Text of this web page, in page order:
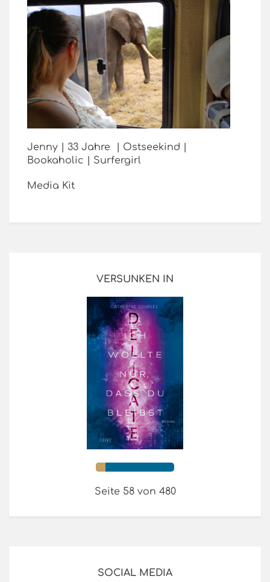
Jenny | 33 Jahre | Ostseekind |
Bookaholic | Surfergirl
Media Kit
VERSUNKEN IN
Seite 58 von 480
SOCIAL MEDIA